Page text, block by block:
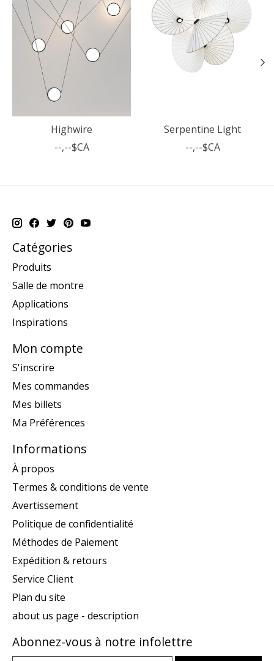
Highwire
--,--$CA
Serpentine Light
--,--$CA
Catégories
Produits
Salle de montre
Applications
Inspirations
Mon compte
S'inscrire
Mes commandes
Mes billets
Ma Préférences
Informations
À propos
Termes & conditions de vente
Avertissement
Politique de confidentialité
Méthodes de Paiement
Expédition & retours
Service Client
Plan du site
about us page - description
Abonnez-vous à notre infolettre